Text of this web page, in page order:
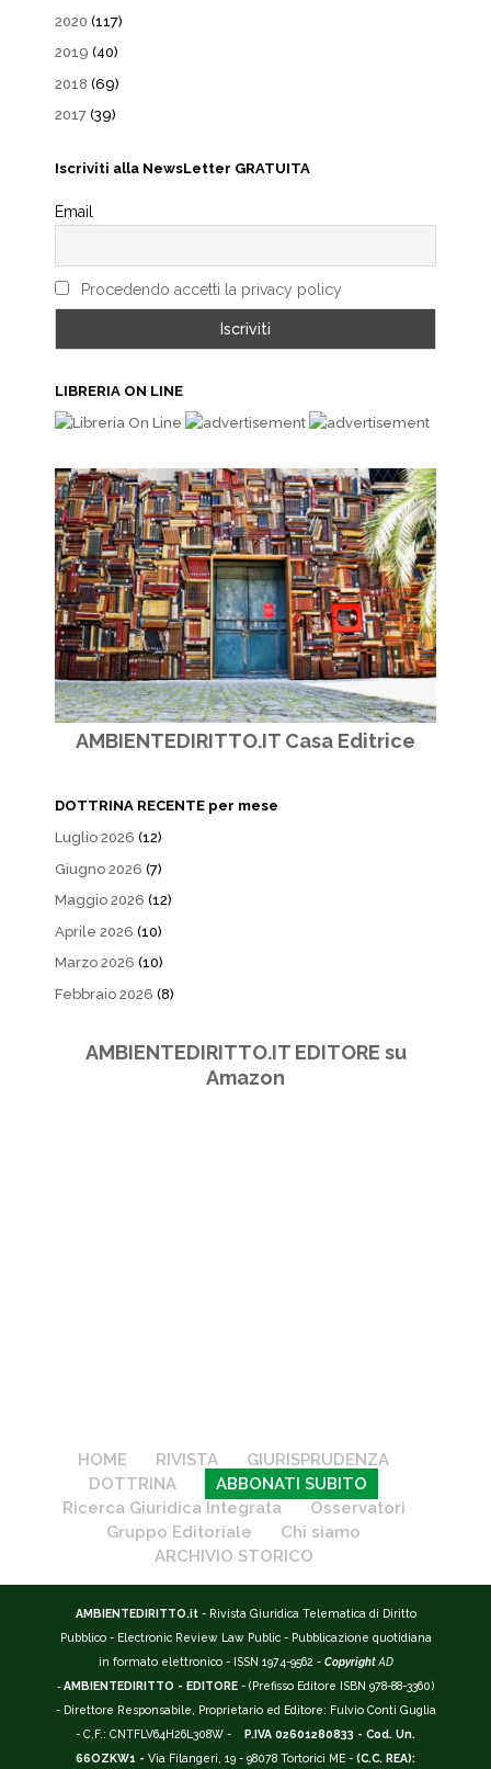
2020 (117)
2019 (40)
2018 (69)
2017 (39)
Iscriviti alla NewsLetter GRATUITA
Email
Procedendo accetti la privacy policy
LIBRERIA ON LINE
AMBIENTEDIRITTO.IT Casa Editrice
DOTTRINA RECENTE per mese
Luglio 2026 (12)
Giugno 2026 (7)
Maggio 2026 (12)
Aprile 2026 (10)
Marzo 2026 (10)
Febbraio 2026 (8)
AMBIENTEDIRITTO.IT EDITORE su
Amazon
HOME RIVISTA
GIURISPRUDENZA
DOTTRINA
ABBONATI SUBITO
Ricerca Giuridica Integrata
Osservatori
Gruppo Editoriale
Chi siamo
ARCHIVIO STORICO
AMBIENTEDIRITTO.it - Rivista Giuridica Telematica di Diritto
Pubblico - Electronic Review Law Public - Pubblicazione quotidiana
in formato elettronico - ISSN 1974-9562 - Copyright AD
-AMBIENTEDIRITTO - EDITORE - (Prefisso Editore ISBN 978-88-3360)
- Direttore Responsabile, Proprietario ed Editore: Fulvio Conti Guglia
- C.F.: CNTFLV64H26L308W -
P.IVA 02601280833 - Cod. Un.
66OZKW1 - Via Filangeri, 19 - 98078 Tortorici ME - (C.C. REA):